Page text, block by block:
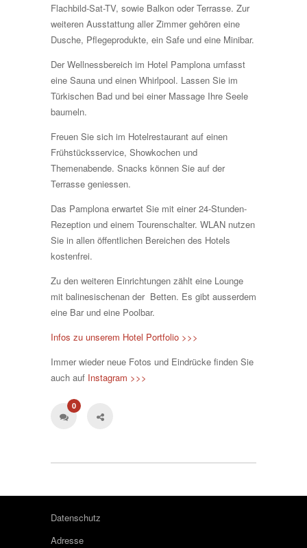
Flachbild-Sat-TV, sowie Balkon oder Terrasse. Zur
weiteren Ausstattung aller Zimmer gehören eine
Dusche, Pflegeprodukte, ein Safe und eine Minibar.
Der Wellnessbereich im Hotel Pamplona umfasst
eine Sauna und einen Whirlpool. Lassen Sie im
Türkischen Bad und bei einer Massage Ihre Seele
baumeln.
Freuen Sie sich im Hotelrestaurant auf einen
Frühstücksservice, Showkochen und
Themenabende. Snacks können Sie auf der
Terrasse geniessen.
Das Pamplona erwartet Sie mit einer 24-Stunden-
Rezeption und einem Tourenschalter. WLAN nutzen
Sie in allen öffentlichen Bereichen des Hotels
kostenfrei.
Zu den weiteren Einrichtungen zählt eine Lounge
mit balinesischenan der Betten. Es gibt ausserdem
eine Bar und eine Poolbar.
Infos zu unserem Hotel Portfolio >>>
Immer wieder neue Fotos und Eindrücke finden Sie
auch auf Instagram >>>
0
Datenschutz
Adresse